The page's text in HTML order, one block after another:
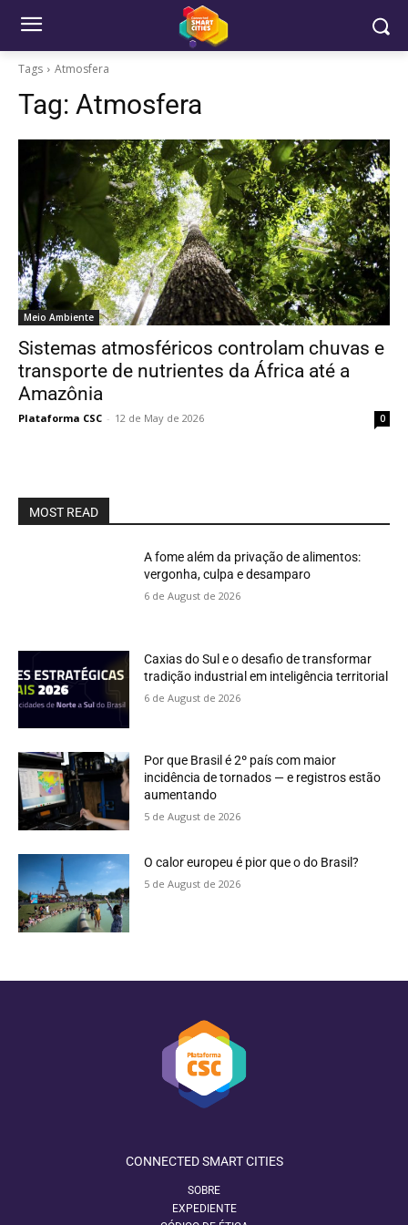
Tags Atmosfera
Tag: Atmosfera
Meio Ambiente
Sistemas atmosféricos controlam chuvas e
transporte de nutrientes da África até a
Amazônia
Plataforma CSC - 12 de May de 2026 0
MOST READ
A fome além da privação de alimentos:
vergonha, culpa e desamparo
6 de August de 2026
Caxias do Sul e o desafio de transformar
tradição industrial em inteligência territorial
6 de August de 2026
Por que Brasil é 2º país com maior
incidência de tornados — e registros estão
aumentando
5 de August de 2026
O calor europeu é pior que o do Brasil?
5 de August de 2026
CONNECTED SMART CITIES
SOBRE
EXPEDIENTE